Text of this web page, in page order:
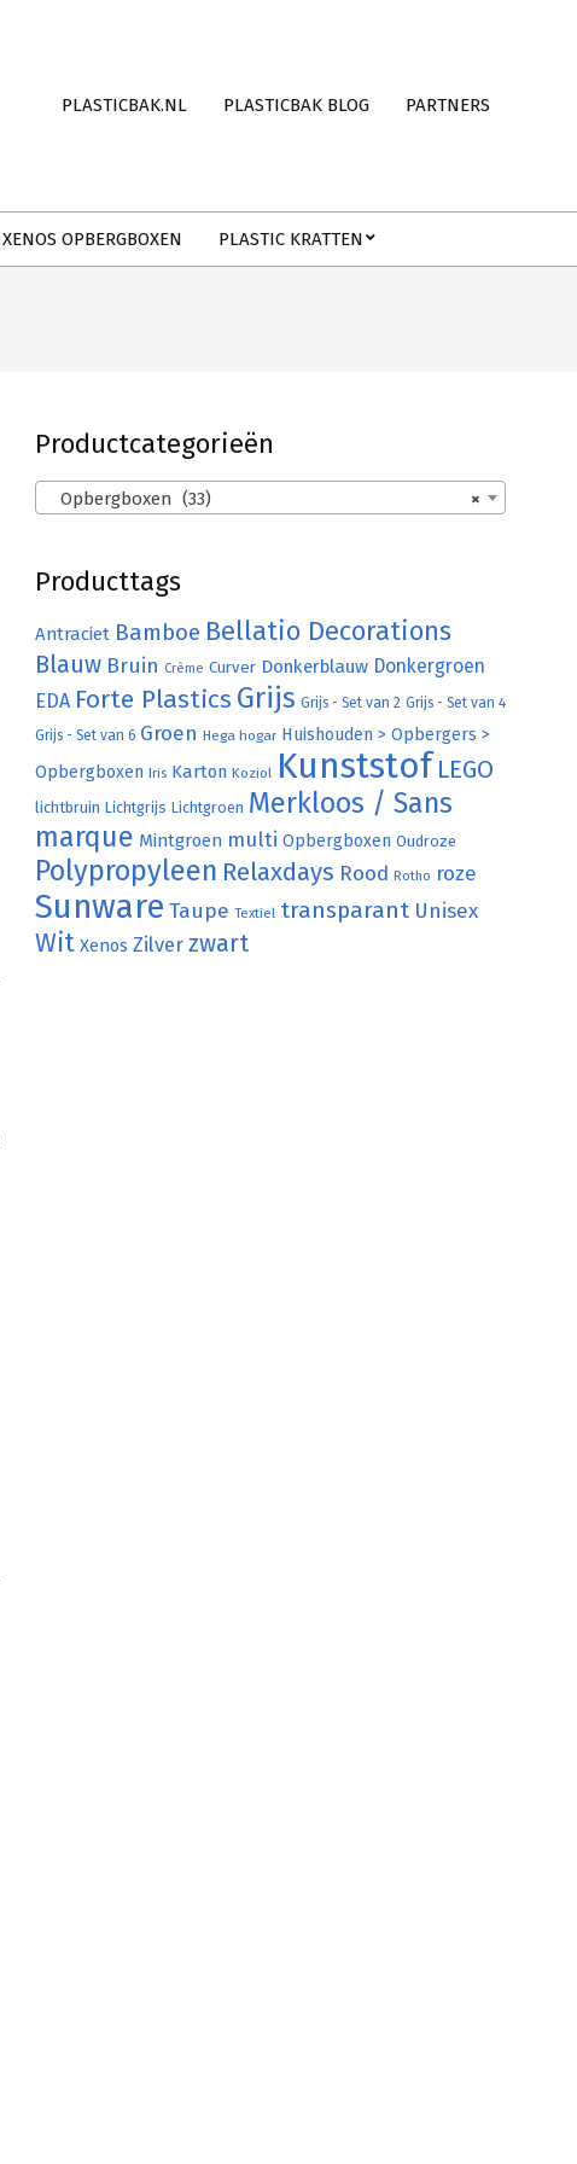
PLASTICBAK.NL PLASTICBAK BLOG PARTNERS
XENOS OPBERGBOXEN PLASTIC KRATTEN
Productcategorieën
×
Opbergboxen (33)
Producttags
Antraciet Bamboe Bellatio Decorations
Blauw Bruin Crème Curver Donkerblauw Donkergroen
EDA Forte Plastics Grijs Grijs - Set van 2 Grijs - Set van 4
Grijs - Set van 6 Groen Hega hogar Huishouden > Opbergers >
Opbergboxen Iris Karton Koziol Kunststof LEGO
lichtbruin Lichtgrijs Lichtgroen Merkloos / Sans
marque Mintgroen multi Opbergboxen Oudroze
Polypropyleen Relaxdays Rood Rotho roze
Sunware Taupe Textiel transparant Unisex
Wit Xenos Zilver zwart